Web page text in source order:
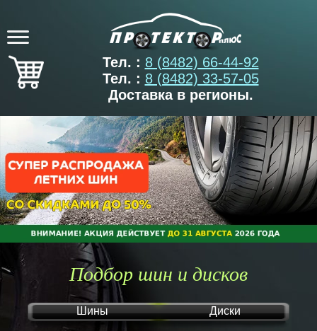
Тел. : 8 (8482) 66-44-92
Тел. : 8 (8482) 33-57-05
Доставка в регионы.
Подбор шин и дисков
Шины Диски